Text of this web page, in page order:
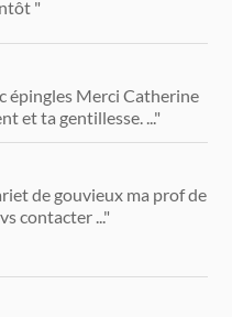
"
épingles Merci Catherine
et ta gentillesse. ..."
de gouvieux ma prof de
contacter ..."